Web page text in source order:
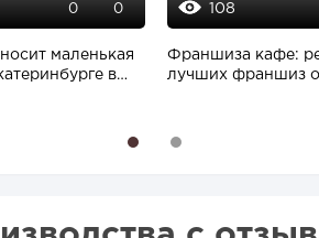
0 0
маленькая
в
108
Франшиза кафе:
лучших франшиз
1 2